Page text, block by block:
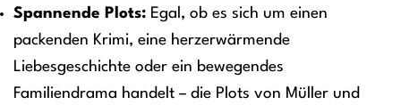
Spannende Plots: Egal, ob es sich um einen
packenden Krimi, eine herzerwärmende
Liebesgeschichte oder ein bewegendes
Familiendrama handelt – die Plots von Müller und